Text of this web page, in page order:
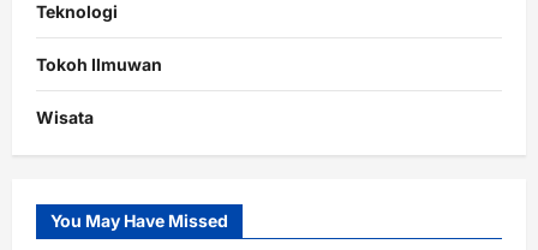
Teknologi
Tokoh Ilmuwan
Wisata
You May Have Missed